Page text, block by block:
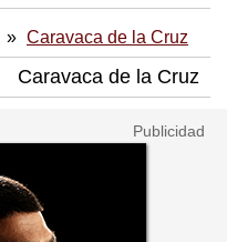
Caravaca de la Cruz
Caravaca de la Cruz